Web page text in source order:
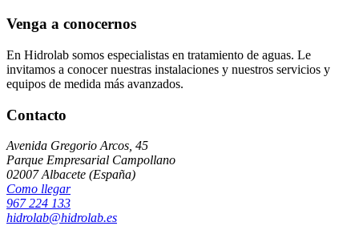
Venga a conocernos
En Hidrolab somos especialistas en tratamiento de aguas. Le
invitamos a conocer nuestras instalaciones y nuestros servicios y
equipos de medida más avanzados.
Contacto
Avenida Gregorio Arcos, 45
Parque Empresarial Campollano
02007 Albacete (España)
Como llegar
967 224 133
hidrolab@hidrolab.es